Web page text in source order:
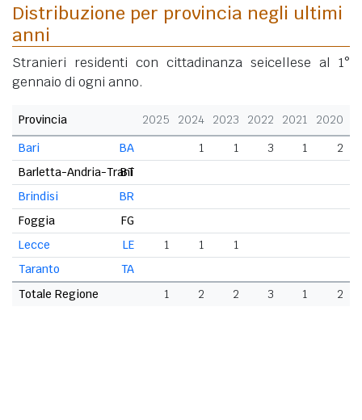
Distribuzione per provincia negli ultimi
anni
Stranieri residenti con cittadinanza seicellese al 1°
gennaio di ogni anno.
Provincia 2025 2024 2023 2022 2021
2020
BA
Bari 1 1 3 1
2
BT
Barletta-Andria-Trani
BR
Brindisi
FG
Foggia
LE
Lecce 1 1
1
TA
Taranto
Totale Regione
1 2 2 3 1 2